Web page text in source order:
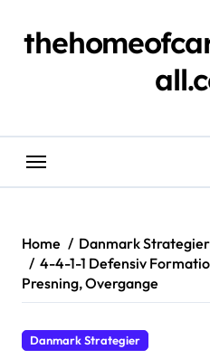
content
Home
Danmark Strategier
4-4-1-1 Defensiv
Presning, Overgange
Danmark Strategier